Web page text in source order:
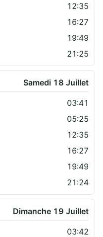
12:35
16:27
19:49
21:25
Samedi 18 Juillet
03:41
05:25
12:35
16:27
19:49
21:24
Dimanche 19 Juillet
03:42